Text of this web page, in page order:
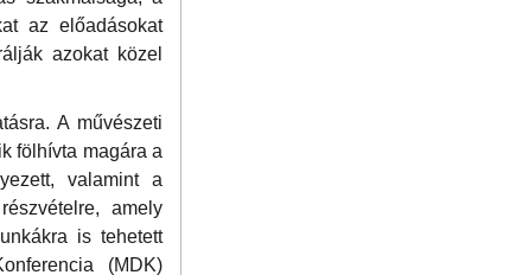
az előadásokat
azokat közel
A művészeti
fölhívta magára a
valamint a
amely
is tehetett
(MDK)